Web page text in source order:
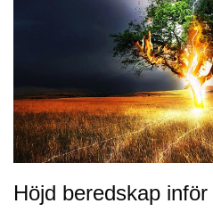
Höjd beredskap inför